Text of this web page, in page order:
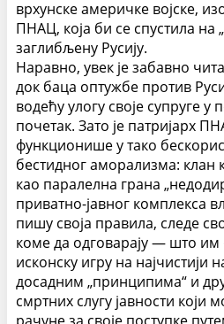
врхунске америчке војске,
ПНАЦ, која би се спустила на
заглибљену Русију.
Наравно, увек је забавно
док баца оптужбе против
водећу улогу своје супруге у
почетак. Зато је патријарх
функционише у тако
бестидног аморализма: клан
као паралелна грана
приватно-јавног комплекса
пишу своја правила, следе
коме да одговарају — што им
исконску игру на најчистији
досадним „принципима“ и
смртних слугу јавности који